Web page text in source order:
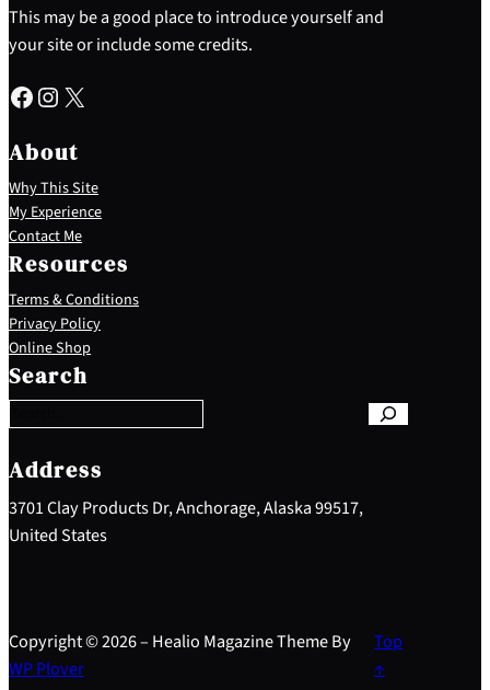
This may be a good place to introduce yourself and
your site or include some credits.
Facebook Instagram X
About
Why This Site
My Experience
Contact Me
Resources
Terms & Conditions
Privacy Policy
Online Shop
Search
S
e
a
c
h
Address
3701 Clay Products Dr, Anchorage, Alaska 99517,
United States
Copyright © 2026 – Healio Magazine Theme By
WP Plover
Top
↑